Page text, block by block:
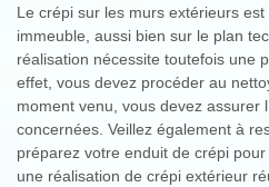
Le crépi sur les murs extérieurs
immeuble, aussi bien sur le plan
réalisation nécessite toutefois une
effet, vous devez procéder au
moment venu, vous devez assurer
concernées. Veillez également à
préparez votre enduit de crépi
une réalisation de crépi extérieur